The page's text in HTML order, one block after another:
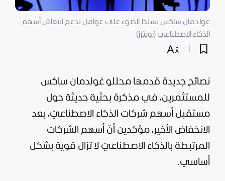
غولدمان ساكس يسلط الضوء على عوامل تدعم انتعاش أسهم
الذكاء الاصطناعي (رويترز)
نصائح جديدة قدمها محللو غولدمان ساكس
للمستثمرين، في مذكرة بحثية حديثة حول
مستقبل أسهم شركات الذكاء الاصطناعيّ، بعد
الانخفاض الأخير، مؤكدين أنّ أسهم الشركات
المرتبطة بالذكاء الاصطناعيّ لا تزال قوية بشكل
أساسي.